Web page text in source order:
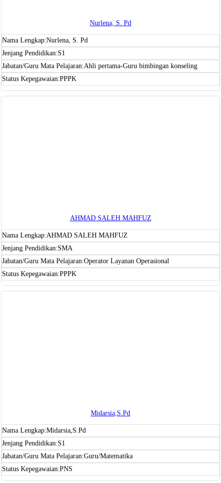
Nurlena, S. Pd
Nama Lengkap:Nurlena, S. Pd
Jenjang Pendidikan:S1
Jabatan/Guru Mata Pelajaran:Ahli pertama-Guru bimbingan konseling
Status Kepegawaian:PPPK
AHMAD SALEH MAHFUZ
Nama Lengkap:AHMAD SALEH MAHFUZ
Jenjang Pendidikan:SMA
Jabatan/Guru Mata Pelajaran:Operator Layanan Operasional
Status Kepegawaian:PPPK
Midarsia,S.Pd
Nama Lengkap:Midarsia,S.Pd
Jenjang Pendidikan:S1
Jabatan/Guru Mata Pelajaran:Guru/Matematika
Status Kepegawaian:PNS